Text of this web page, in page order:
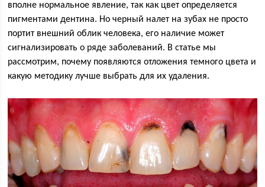
вполне нормальное явление, так как цвет определяется
пигментами дентина. Но черный налет на зубах не просто
портит внешний облик человека, его наличие может
сигнализировать о ряде заболеваний. В статье мы
рассмотрим, почему появляются отложения темного цвета и
какую методику лучше выбрать для их удаления.